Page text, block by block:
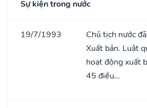
Sự kiện trong nước
19/7/1993
Chủ tịch nước
Xuất bản. Luật
hoạt động xuất
45 điều…